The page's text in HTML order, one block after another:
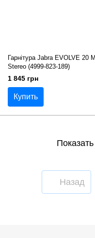
Гарнітура Jabra EVOLVE 20
Stereo (4999-823-189)
1 845 грн
Купить
Назад